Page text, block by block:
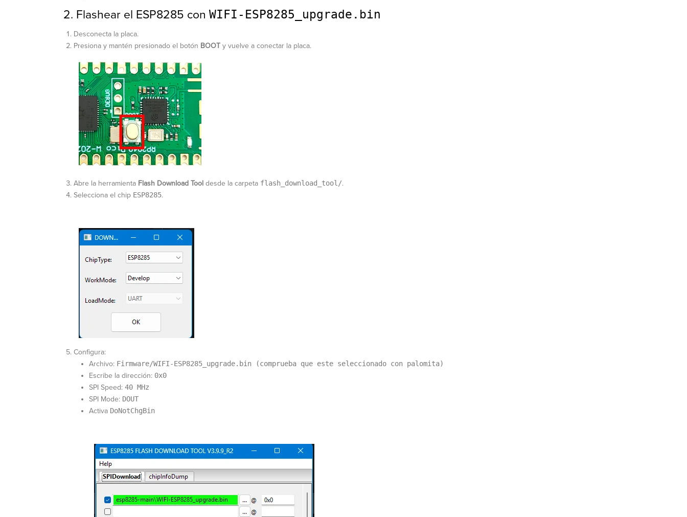
2. Flashear el ESP8285 con WIFI-ESP8285_upgrade.bin
Desconecta la placa.
Presiona y mantén presionado el botón BOOT y vuelve a conectar la placa.
Abre la herramienta Flash Download Tool desde la carpeta flash_download_tool/.
Selecciona el chip ESP8285.
Configura:
Archivo: Firmware/WIFI-ESP8285_upgrade.bin (comprueba que este seleccionado con palomita)
Escribe la dirección: 0x0
SPI Speed: 40 MHz
SPI Mode: DOUT
Activa DoNotChgBin